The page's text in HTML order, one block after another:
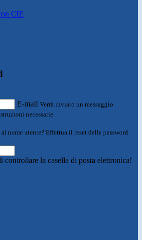
CIE
E-mail Verrà inviato un messaggio
necessarie.
nome utente? Effettua il reset della password
controllare la casella di posta elettronica!